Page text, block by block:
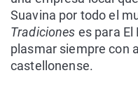
Suavina por todo el
Tradiciones es para El
plasmar siempre con
castellonense.